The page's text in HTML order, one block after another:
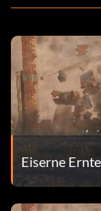
Eiserne